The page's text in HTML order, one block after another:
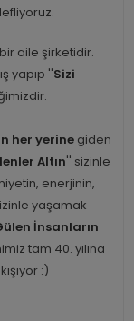
aile şirketidir.
yapıp ''Sizi
her yerinegiden
Altın'' sizinle
enerjinin,
yaşamak
İnsanların
tam 40. yılına
:)